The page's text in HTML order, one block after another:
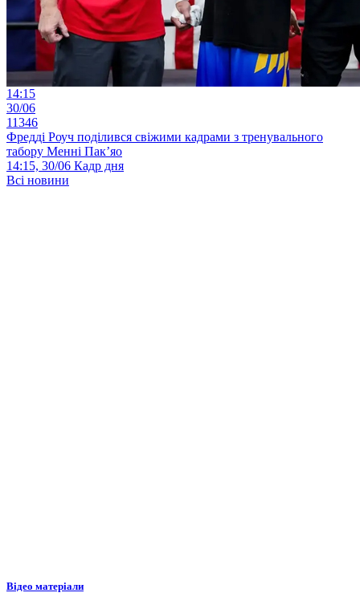
14:15
30/06
11346
Фредді Роуч поділився свіжими кадрами з тренувального
табору Менні Пак’яо
14:15, 30/06 Кадр дня
Всі новини
Відео матеріали